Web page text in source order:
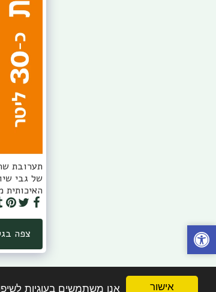
אישור אנו משתמשים בעוגיות
האיכותית
צפה